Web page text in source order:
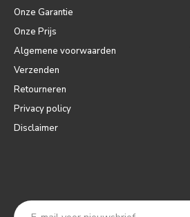
Onze Garantie
Onze Prijs
Algemene voorwaarden
Verzenden
Retourneren
Privacy policy
Disclaimer